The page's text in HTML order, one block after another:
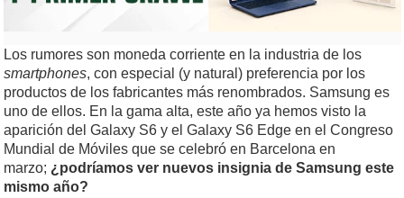
Los rumores son moneda corriente en la industria de los
smartphones, con especial (y natural) preferencia por los
productos de los fabricantes más renombrados. Samsung es
uno de ellos. En la gama alta, este año ya hemos visto la
aparición del Galaxy S6 y el Galaxy S6 Edge en el Congreso
Mundial de Móviles que se celebró en Barcelona en
marzo; ¿podríamos ver nuevos insignia de Samsung este
mismo año?